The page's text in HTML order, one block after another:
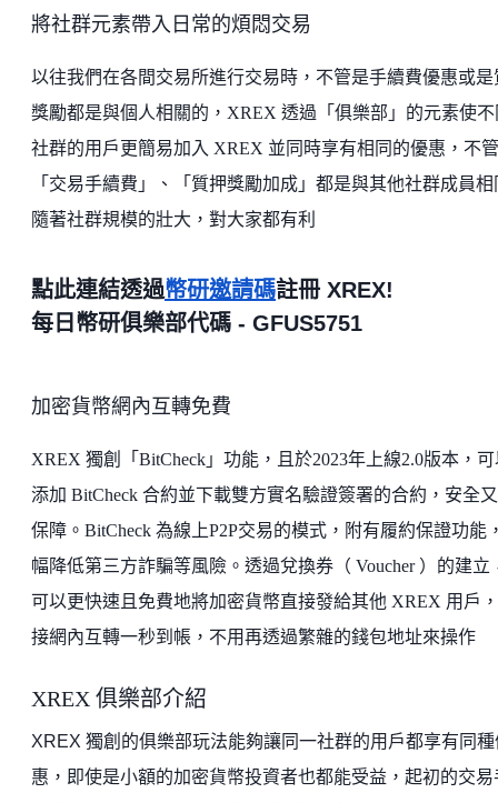
將社群元素帶入日常的煩悶交易
以往我們在各間交易所進行交易時，不管是手續費優惠或是
獎勵都是與個人相關的，XREX 透過「俱樂部」的元素使不
社群的用戶更簡易加入 XREX 並同時享有相同的優惠，不
「交易手續費」、「質押獎勵加成」都是與其他社群成員相
隨著社群規模的壯大，對大家都有利
點此連結透過幣研邀請碼註冊 XREX!
每日幣研俱樂部代碼 - GFUS5751
加密貨幣網內互轉免費
XREX 獨創「BitCheck」功能，且於2023年上線2.0版本，
添加 BitCheck 合約並下載雙方實名驗證簽署的合約，安全
保障。BitCheck 為線上P2P交易的模式，附有履約保證功能
幅降低第三方詐騙等風險。透過兌換券（ Voucher ）的建立
可以更快速且免費地將加密貨幣直接發給其他 XREX 用戶
接網內互轉一秒到帳，不用再透過繁雜的錢包地址來操作
XREX 俱樂部介紹
XREX 獨創的俱樂部玩法能夠讓同一社群的用戶都享有同種
惠，即使是小額的加密貨幣投資者也都能受益，起初的交易